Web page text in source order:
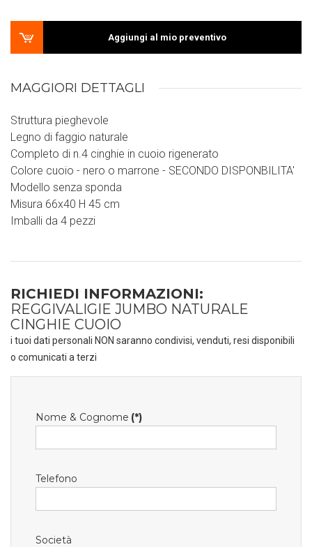
Aggiungi al mio preventivo
MAGGIORI DETTAGLI
Struttura pieghevole
Legno di faggio naturale
Completo di n.4 cinghie in cuoio rigenerato
Colore cuoio - nero o marrone - SECONDO DISPONBILITA'
Modello senza sponda
Misura 66x40 H 45 cm
Imballi da 4 pezzi
RICHIEDI INFORMAZIONI:
REGGIVALIGIE JUMBO NATURALE
CINGHIE CUOIO
i tuoi dati personali NON saranno condivisi, venduti, resi disponibili
o comunicati a terzi
Nome & Cognome (*)
Telefono
Società